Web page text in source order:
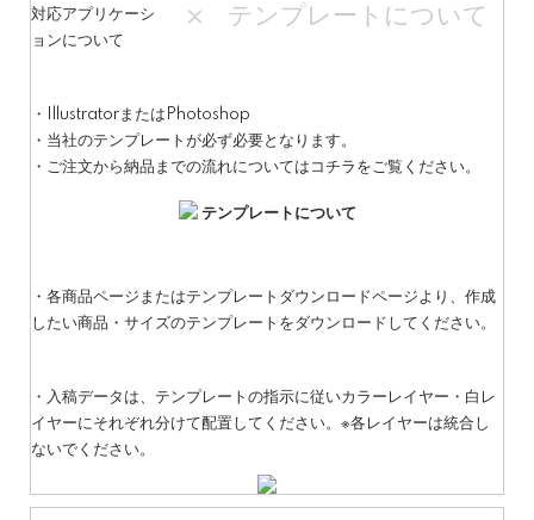
テンプレートについて
対応アプリケーシ
ョンについて
・IllustratorまたはPhotoshop
・当社のテンプレートが必ず必要となります。
・ご注文から納品までの流れについてはコチラをご覧ください。
テンプレートについて
・各商品ページまたはテンプレートダウンロードページより、作成
したい商品・サイズのテンプレートをダウンロードしてください。
・入稿データは、テンプレートの指示に従いカラーレイヤー・白レ
イヤーにそれぞれ分けて配置してください。※各レイヤーは統合し
ないでください。